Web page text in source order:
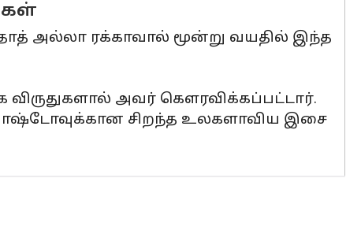
அல்லா ரக்காவால் மூன்று வயதில் இந்த
விருதுகளால் அவர் கௌரவிக்கப்பட்டார்.
சிறந்த உலகளாவிய இசை